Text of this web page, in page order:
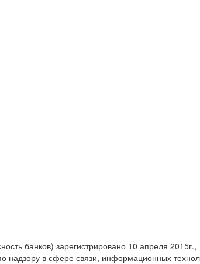
банков) зарегистрировано 10 апреля 2015г.,
надзору в сфере связи, информационных